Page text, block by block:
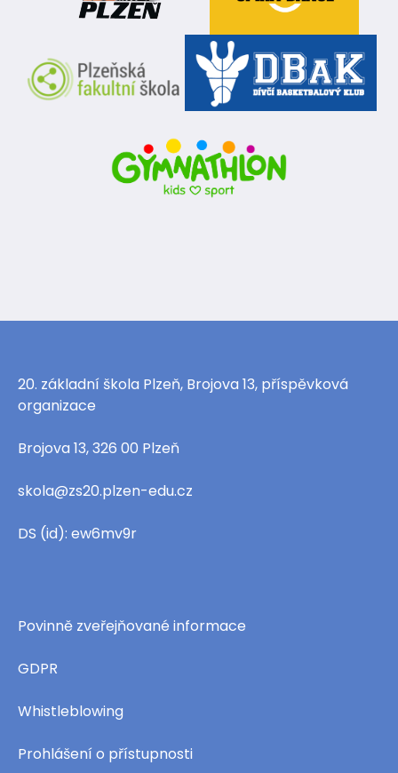
20. základní škola Plzeň, Brojova 13, příspěvková
organizace
Brojova 13, 326 00 Plzeň
skola@zs20.plzen-edu.cz
DS (id): ew6mv9r
Povinně zveřejňované informace
GDPR
Whistleblowing
Prohlášení o přístupnosti